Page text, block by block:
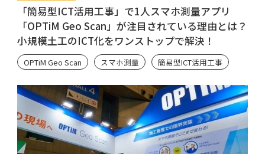
「簡易型ICT活用工事」で1人スマホ測量アプリ
「OPTiM Geo Scan」が注目されている理由とは？
小規模土工のICT化をワンストップで解決！
OPTiM Geo Scan スマホ測量 簡易型ICT活用工事